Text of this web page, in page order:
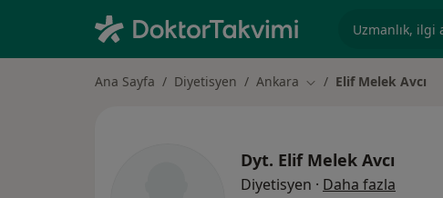
Ana Sayfa Diyetisyen Ankara Şehir değiştir
Elif Melek Avcı
Dyt. Elif Melek Avcı
Diyetisyen · Daha fazla